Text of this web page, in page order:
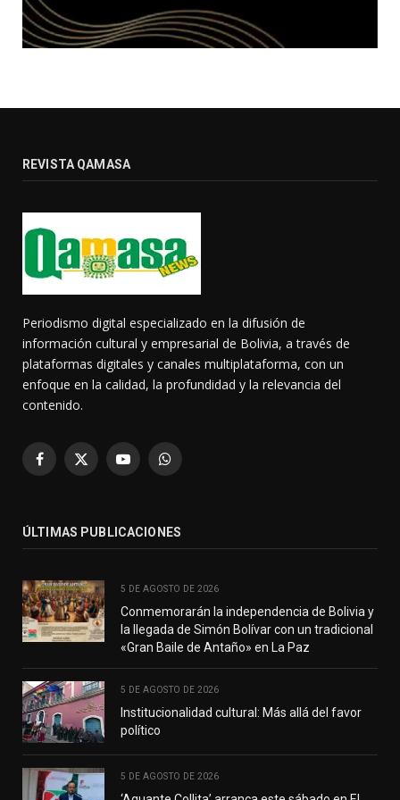
REVISTA QAMASA
Periodismo digital especializado en la difusión de
información cultural y empresarial de Bolivia, a través de
plataformas digitales y canales multiplataforma, con un
enfoque en la calidad, la profundidad y la relevancia del
contenido.
Facebook
X
YouTubeWhatsApp
ÚLTIMAS PUBLICACIONES
5 DE AGOSTO DE 2026
Conmemorarán la independencia de Bolivia y
la llegada de Simón Bolívar con un tradicional
«Gran Baile de Antaño» en La Paz
5 DE AGOSTO DE 2026
Institucionalidad cultural: Más allá del favor
político
5 DE AGOSTO DE 2026